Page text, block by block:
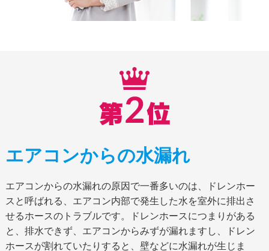
エアコンからの水漏れ
エアコンからの水漏れの原因で一番多いのは、ドレンホー
スと呼ばれる、エアコン内部で発生した水を室外に排出さ
せるホースのトラブルです。ドレンホースにつまりがある
と、排水できず、エアコンからみずが漏れますし、ドレン
ホースが割れていたりすると、壁などに水漏れが生じま